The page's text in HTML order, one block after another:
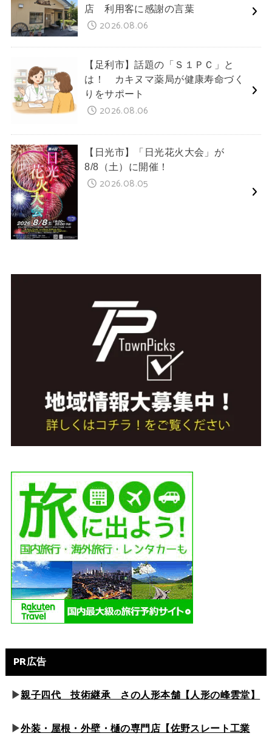
店 利用客に感謝の言葉
2026.08.06
【足利市】話題の「Ｓ１ＰＣ」と
は！ カキヌマ薬局が健康寿命づく
りをサポート
2026.08.06
【日光市】「日光花火大会」が
8/8（土）に開催！
2026.08.05
PR広告
▶親子四代 技術継承 さの人形本舗【人形の峰雲堂】
▶外装・屋根・外壁・樋の専門店【佐野スレート工業